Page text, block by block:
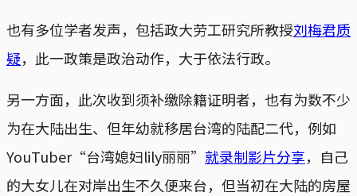
也有多位学者发声，包括政大劳工研究所教授刘梅君质
疑，此一政策是政治动作，大于依法行政。
另一方面，此次收到须补缴除籍证明者，也有为数不少
为在大陆出生、但年幼就移居台湾的陆配二代，例如
YouTuber“台湾媳妇lily丽丽” 就录制影片分享，自己
的大女儿在对岸出生不久便来台，但当初在大陆的房屋